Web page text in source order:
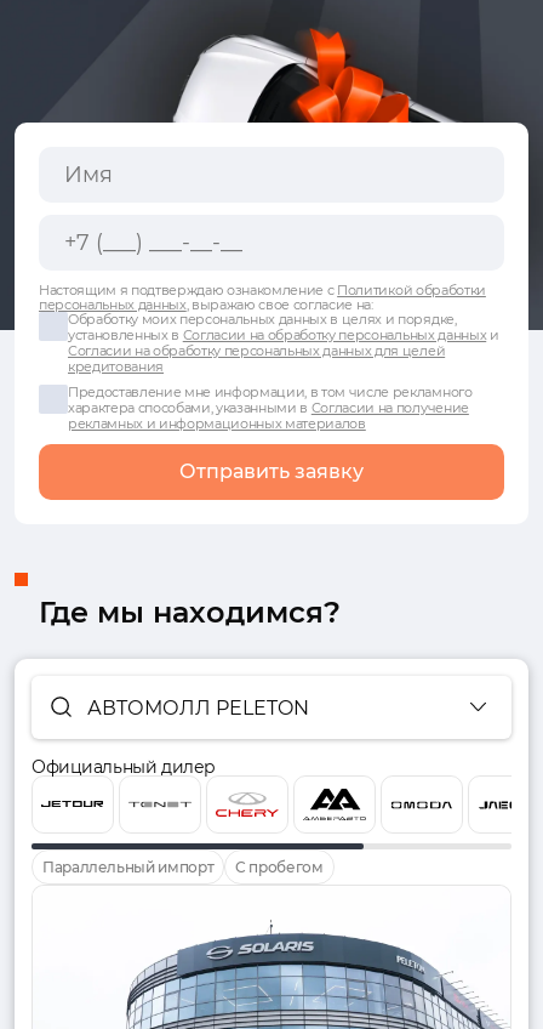
Настоящим я подтверждаю ознакомление с Политикой обработки
персональных данных, выражаю свое согласие на:
Обработку моих персональных данных в целях и порядке,
установленных в Согласии на обработку персональных данныхи
Согласии на обработку персональных данных для целей
кредитования
Предоставление мне информации, в том числе рекламного
характера способами, указанными в Согласии на получение
рекламных и информационных материалов
Отправить заявку
Где мы находимся?
АВТОМОЛЛ PELETON
Официальный дилер
Параллельный импорт С пробегом